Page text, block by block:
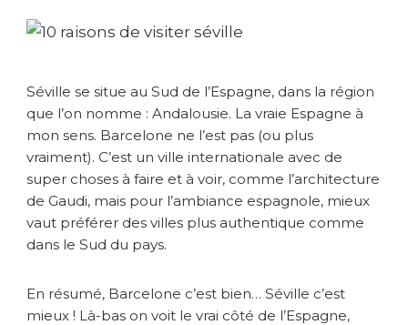
n
s
d
e
s
e
Séville se situe au Sud de l’Espagne, dans la région
que l’on nomme : Andalousie. La vraie Espagne à
mon sens. Barcelone ne l’est pas (ou plus
vraiment). C’est un ville internationale avec de
super choses à faire et à voir, comme l’architecture
de Gaudi, mais pour l’ambiance espagnole, mieux
vaut préférer des villes plus authentique comme
dans le Sud du pays.
En résumé, Barcelone c’est bien… Séville c’est
mieux ! Là-bas on voit le vrai côté de l’Espagne,